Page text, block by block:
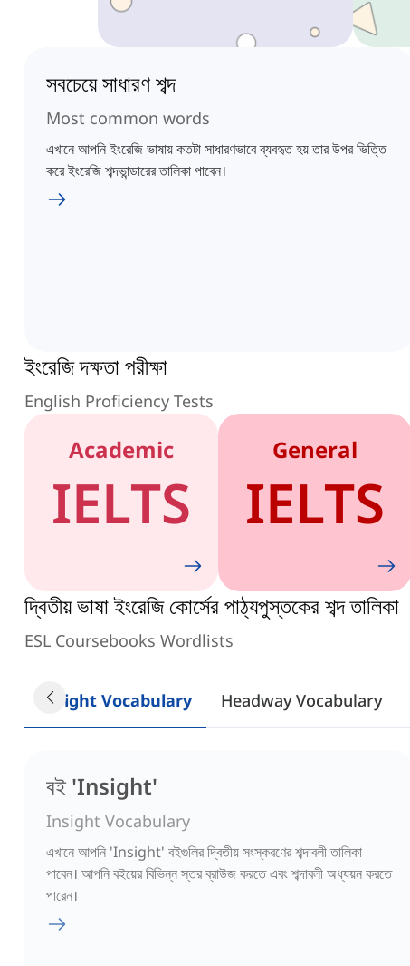
সবচেয়ে সাধারণ শব্দ
Most common words
এখানে আপনি ইংরেজি ভাষায় কতটা সাধারণভাবে ব্যবহৃত হয় তার উপর ভিত্তি
করে ইংরেজি শব্দভান্ডারের তালিকা পাবেন।
ইংরেজি দক্ষতা পরীক্ষা
English Proficiency Tests
Academic
IELTS
General
IELTS
দ্বিতীয় ভাষা ইংরেজি কোর্সের পাঠ্যপুস্তকের শব্দ তালিকা
ESL Coursebooks Wordlists
Insight Vocabulary Headway Vocabulary
বই 'Insight'
Insight Vocabulary
এখানে আপনি 'Insight' বইগুলির দ্বিতীয় সংস্করণের শব্দাবলী তালিকা
পাবেন। আপনি বইয়ের বিভিন্ন স্তর ব্রাউজ করতে এবং শব্দাবলী অধ্যয়ন করতে
পারেন।